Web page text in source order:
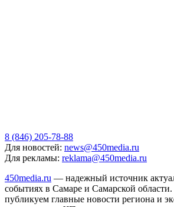
8 (846) 205-78-88
Для новостей: news@450media.ru
Для рекламы: reklama@450media.ru
450media.ru — надежный источник
событиях в Самаре и Самарской
публикуем главные новости региона и